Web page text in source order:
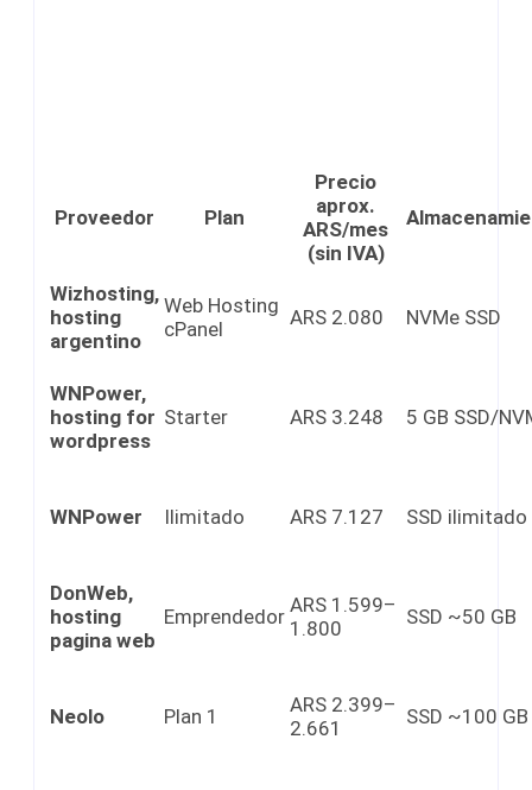
Proveedor Plan
Precio
aprox.
ARS/mes
(sin IVA)
Wizhosting,
hosting
argentino
Web Hosting
cPanel
ARS 2.080 NVMe SSD
WNPower,
hosting for
wordpress
Starter ARS 3.248 5 GB SSD/
WNPower Ilimitado ARS 7.127 SSD ilimitado
DonWeb,
hosting
pagina web
Emprendedor ARS 1.599–
1.800
SSD ~50 GB
Neolo Plan 1
ARS 2.399–
2.661
SSD ~100 GB